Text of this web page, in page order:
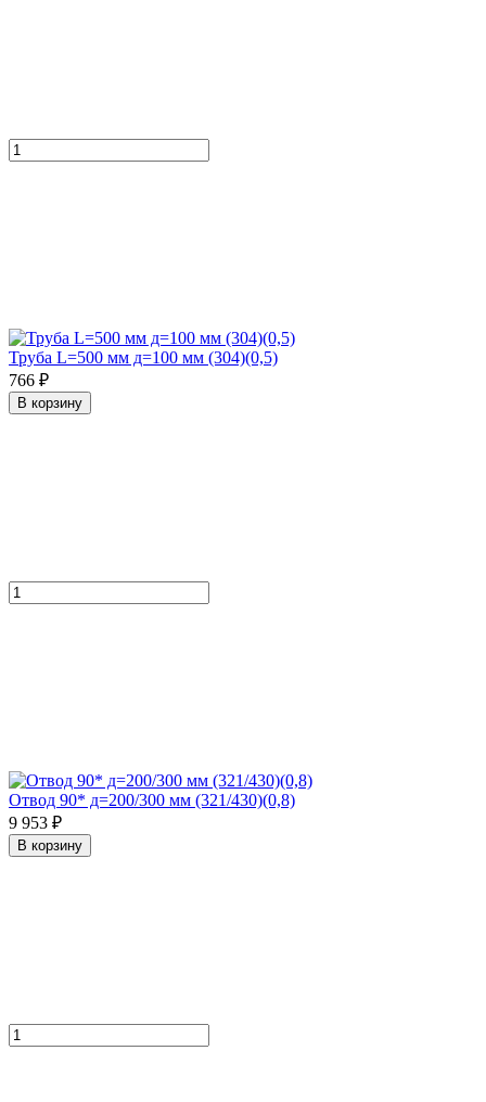
Труба L=500 мм д=100 мм (304)(0,5)
766 ₽
В корзину
Отвод 90* д=200/300 мм (321/430)(0,8)
9 953 ₽
В корзину